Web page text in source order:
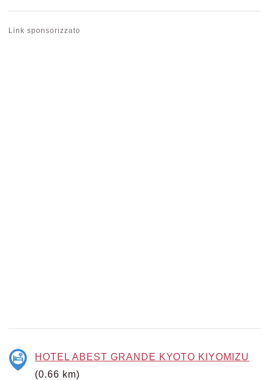
Link sponsorizzato
HOTEL ABEST GRANDE KYOTO KIYOMIZU
(0.66 km)